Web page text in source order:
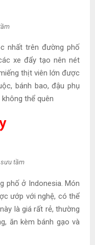
nhất trên đường phố
xe đẩy tạo nên nét
thịt viên lớn được
bánh bao, đậu phụ
thể quên
sưu tầm
phố ở Indonesia. Món
ướp với nghệ, có thể
là giá rất rẻ, thường
ăn kèm bánh gạo và